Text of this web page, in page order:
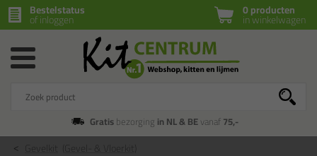
0 producten
in winkelwagen
Bestelstatus
of inloggen
Gratisbezorging in NL & BEvanaf75,-